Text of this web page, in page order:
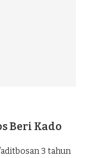
Beri Kado
3 tahun